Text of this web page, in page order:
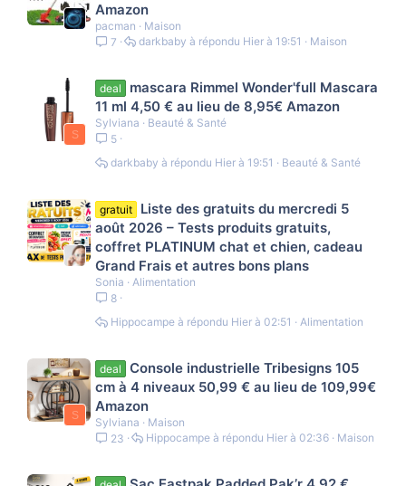
Amazon
pacman
Maison
7
Maison
Hier à 19:51
darkbaby
S
deal
mascara Rimmel Wonder'full Mascara
11 ml 4,50 € au lieu de 8,95€ Amazon
Sylviana
Beauté & Santé
5
Beauté & Santé
Hier à 19:51
darkbaby
gratuit
Liste des gratuits du mercredi 5
août 2026 – Tests produits gratuits,
coffret PLATINUM chat et chien, cadeau
Grand Frais et autres bons plans
Sonia
Alimentation
8
Alimentation
Hier à 02:51
Hippocampe
S
deal
Console industrielle Tribesigns 105
cm à 4 niveaux 50,99 € au lieu de 109,99€
Amazon
Sylviana
Maison
23
Maison
Hier à 02:36
Hippocampe